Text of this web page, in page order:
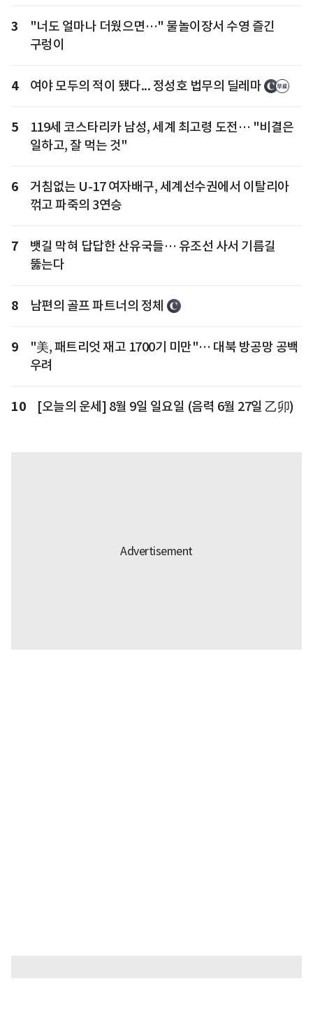
3
"너도 얼마나 더웠으면…" 물놀이장서 수영 즐긴
구렁이
4 여야 모두의 적이 됐다... 정성호 법무의 딜레마
5
119세 코스타리카 남성, 세계 최고령 도전… "비결은
일하고, 잘 먹는 것"
6
거침없는 U-17 여자배구, 세계선수권에서 이탈리아
꺾고 파죽의 3연승
7
뱃길 막혀 답답한 산유국들… 유조선 사서 기름길
뚫는다
8 남편의 골프 파트너의 정체
9
"美, 패트리엇 재고 1700기 미만"… 대북 방공망 공백
우려
10 [오늘의 운세] 8월 9일 일요일 (음력 6월 27일 乙卯)